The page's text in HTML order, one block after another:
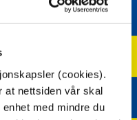
(cookies).
at nettsiden vår skal
med mindre du